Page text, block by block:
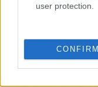
user protection.
CONFIRM